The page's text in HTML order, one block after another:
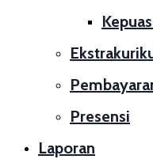
Presensi
Laporan